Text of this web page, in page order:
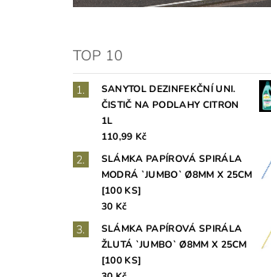
TOP 10
SANYTOL DEZINFEKČNÍ UNI.
ČISTIČ NA PODLAHY CITRON
1L
110,99 Kč
SLÁMKA PAPÍROVÁ SPIRÁLA
MODRÁ `JUMBO` Ø8MM X 25CM
[100 KS]
30 Kč
SLÁMKA PAPÍROVÁ SPIRÁLA
ŽLUTÁ `JUMBO` Ø8MM X 25CM
[100 KS]